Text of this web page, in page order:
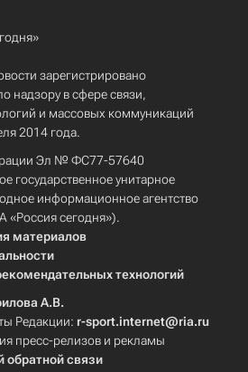
зарегистрировано
надзору в сфере связи,
и массовых коммуникаций
2014 года.
Эл № ФС77-57640
государственное унитарное
информационное агентство
«Россия сегодня»).
материалов
технологий
А.В.
Редакции: r-sport.internet@ria.ru
пресс-релизов и рекламы
обратной связи